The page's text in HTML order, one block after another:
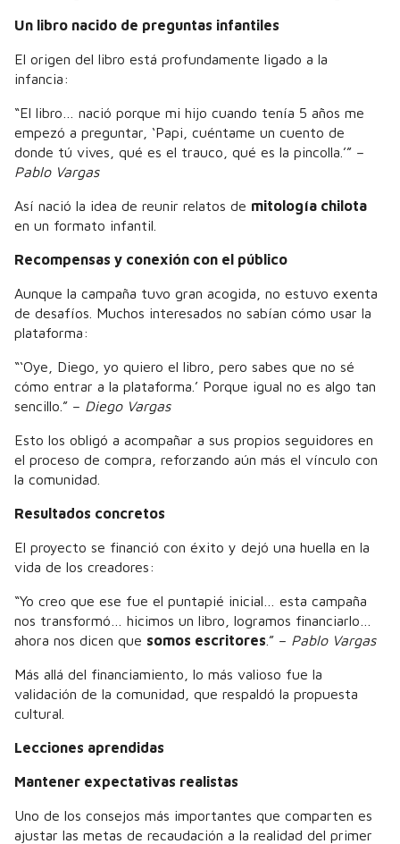
Un libro nacido de preguntas infantiles
El origen del libro está profundamente ligado a la
infancia:
“El libro… nació porque mi hijo cuando tenía 5 años me
empezó a preguntar, ‘Papi, cuéntame un cuento de
donde tú vives, qué es el trauco, qué es la pincolla.’” –
Pablo Vargas
Así nació la idea de reunir relatos de mitología chilota
en un formato infantil.
Recompensas y conexión con el público
Aunque la campaña tuvo gran acogida, no estuvo exenta
de desafíos. Muchos interesados no sabían cómo usar la
plataforma:
“‘Oye, Diego, yo quiero el libro, pero sabes que no sé
cómo entrar a la plataforma.’ Porque igual no es algo tan
sencillo.” – Diego Vargas
Esto los obligó a acompañar a sus propios seguidores en
el proceso de compra, reforzando aún más el vínculo con
la comunidad.
Resultados concretos
El proyecto se financió con éxito y dejó una huella en la
vida de los creadores:
“Yo creo que ese fue el puntapié inicial… esta campaña
nos transformó… hicimos un libro, logramos financiarlo…
ahora nos dicen que somos escritores .” – Pablo Vargas
Más allá del financiamiento, lo más valioso fue la
validación de la comunidad, que respaldó la propuesta
cultural.
Lecciones aprendidas
Mantener expectativas realistas
Uno de los consejos más importantes que comparten es
ajustar las metas de recaudación a la realidad del primer